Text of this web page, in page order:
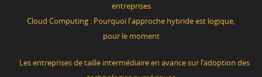
entreprises
Cloud Computing : Pourquoi l'approche hybride est logique,
pour le moment
Les entreprises de taille intermédiaire en avancesur l’adoption des